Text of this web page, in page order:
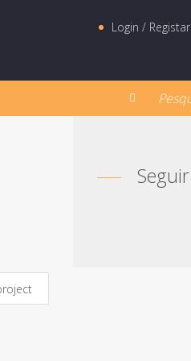
Login / Registar
Seguir